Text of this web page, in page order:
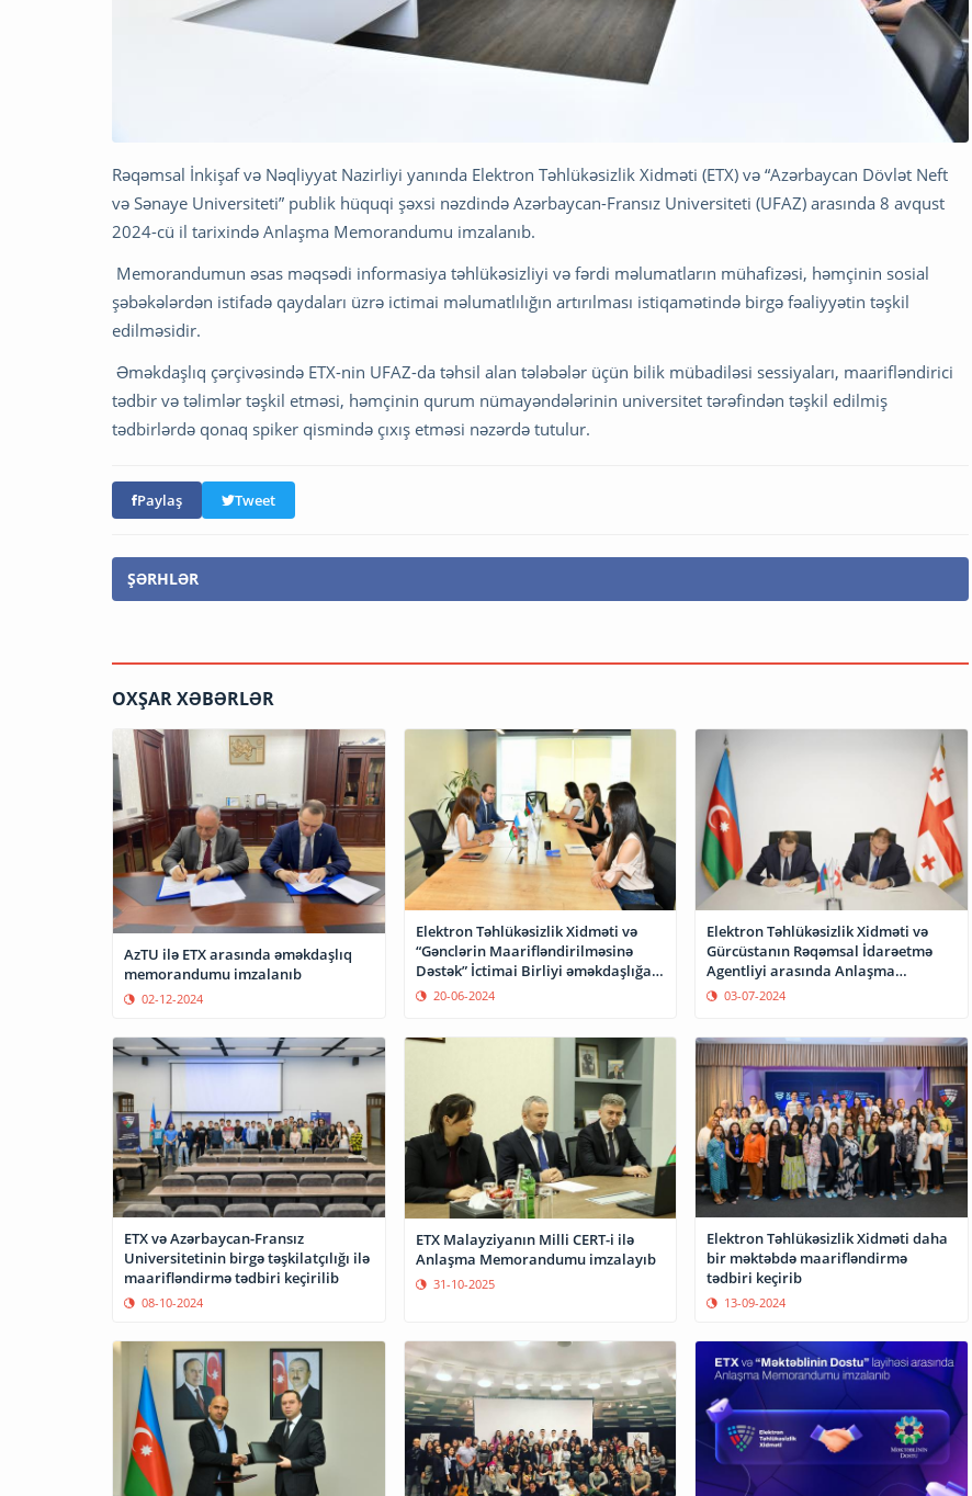
Rəqəmsal İnkişaf və Nəqliyyat Nazirliyi yanında Elektron Təhlükəsizlik Xidməti (ETX) və “Azərbaycan Dövlət Neft
və Sənaye Universiteti” publik hüquqi şəxsi nəzdində Azərbaycan-Fransız Universiteti (UFAZ) arasında 8 avqust
2024-cü il tarixində Anlaşma Memorandumu imzalanıb.
Memorandumun əsas məqsədi informasiya təhlükəsizliyi və fərdi məlumatların mühafizəsi, həmçinin sosial
şəbəkələrdən istifadə qaydaları üzrə ictimai məlumatlılığın artırılması istiqamətində birgə fəaliyyətin təşkil
edilməsidir.
Əməkdaşlıq çərçivəsində ETX-nin UFAZ-da təhsil alan tələbələr üçün bilik mübadiləsi sessiyaları, maarifləndirici
tədbir və təlimlər təşkil etməsi, həmçinin qurum nümayəndələrinin universitet tərəfindən təşkil edilmiş
tədbirlərdə qonaq spiker qismində çıxış etməsi nəzərdə tutulur.
Paylaş Tweet
ŞƏRHLƏR
OXŞAR XƏBƏRLƏR
AzTU ilə ETX arasında əməkdaşlıq
memorandumu imzalanıb
02-12-2024
Elektron Təhlükəsizlik Xidməti və
“Gənclərin Maarifləndirilməsinə
Dəstək” İctimai Birliyi əməkdaşlığa
başlayıb
20-06-2024
Elektron Təhlükəsizlik Xidməti və
Gürcüstanın Rəqəmsal İdarəetmə
Agentliyi arasında Anlaşma
Memorandumu imzalanıb
03-07-2024
ETX və Azərbaycan-Fransız
Universitetinin birgə təşkilatçılığı ilə
maarifləndirmə tədbiri keçirilib
08-10-2024
ETX Malayziyanın Milli CERT-i ilə
Anlaşma Memorandumu imzalayıb
31-10-2025
Elektron Təhlükəsizlik Xidməti daha
bir məktəbdə maarifləndirmə
tədbiri keçirib
13-09-2024